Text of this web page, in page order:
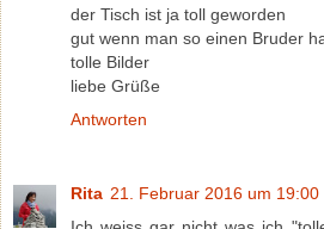
der Tisch ist ja toll geworden
gut wenn man so einen Bruder
tolle Bilder
liebe Grüße
Antworten
Rita 21. Februar 2016 um 19:00